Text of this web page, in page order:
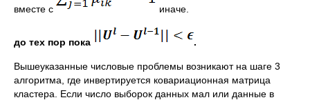
вместе с иначе.
до тех пор пока .
Вышеуказанные числовые проблемы возникают на шаге 3
алгоритма, где инвертируется ковариационная матрица
кластера. Если число выборок данных мал или данные в